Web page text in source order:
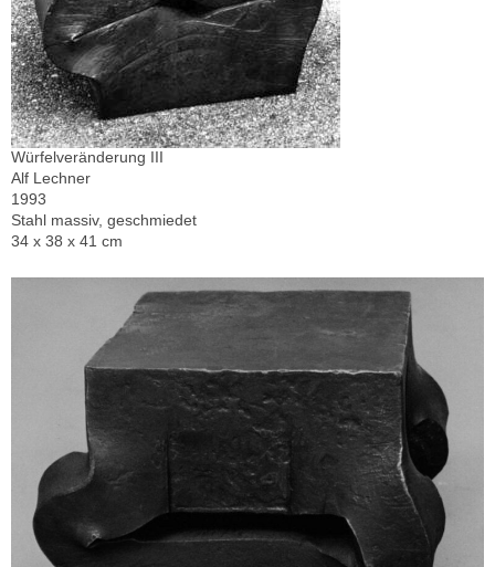
Würfelveränderung III
Alf Lechner
1993
Stahl massiv, geschmiedet
34 x 38 x 41 cm